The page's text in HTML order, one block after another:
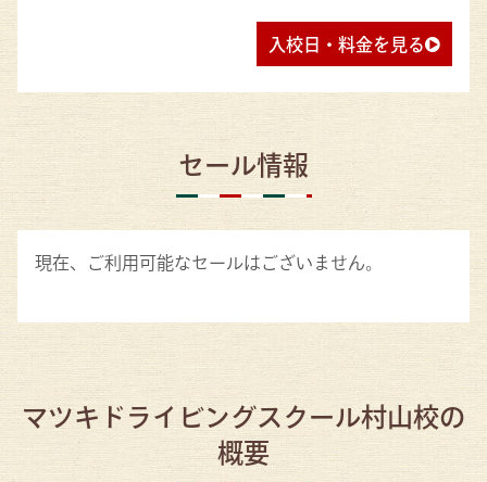
入校日・料金を見る
セール情報
現在、ご利用可能なセールはございません。
マツキドライビングスクール村山校の
概要